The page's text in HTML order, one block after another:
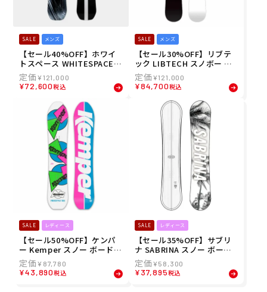
SALE メンズ
【セール40%OFF】ホワイ
トスペース WHITESPACE
スノボー スノボ スノーボー
ド 板 Freestyle Shaun Wh
ite Pro カスタムキャンバー
WF2324 メンズ 男性 23-24
¥121,000
¥72,600税込
SALE メンズ
【セール30%OFF】リブテ
ック LIBTECH スノボー ス
ノボ スノーボード 板 メンズ
JAMIE LYNN 2013012315 2
3-24
¥121,000
¥84,700税込
SALE レディース
【セール50%OFF】ケンパ
ー Kemper スノー ボード
レディース フリースタイル
1989/1990 FS2223 22-23 Fr
eestyle 1989/1990 Snowb
¥ 87,780
¥43,890税込
SALE レディース
【セール35%OFF】サブリ
ナ SABRINA スノー ボード
レディース ジー・ティー・
シー 631-220-07 22-23 GTC
¥58,300
¥37,895税込